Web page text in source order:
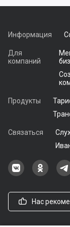
Информация
Для
компаний
Продукты
Связаться
Наша группа
Наша
Нас